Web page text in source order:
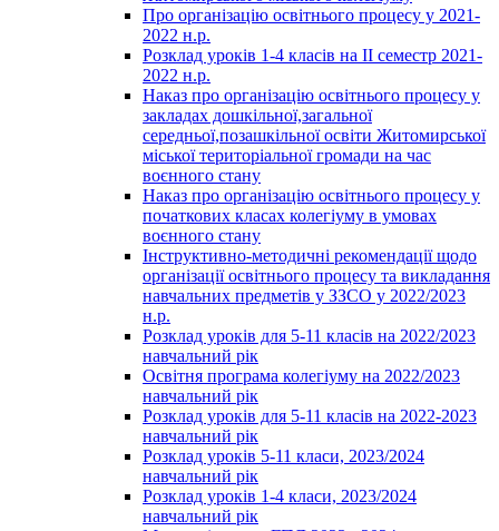
Про організацію освітнього процесу у 2021-
2022 н.р.
Розклад уроків 1-4 класів на ІІ семестр 2021-
2022 н.р.
Наказ про організацію освітнього процесу у
закладах дошкільної,загальної
середньої,позашкільної освіти Житомирської
міської територіальної громади на час
воєнного стану
Наказ про організацію освітнього процесу у
початкових класах колегіуму в умовах
воєнного стану
Інструктивно-методичні рекомендації щодо
організації освітнього процесу та викладання
навчальних предметів у ЗЗСО у 2022/2023
н.р.
Розклад уроків для 5-11 класів на 2022/2023
навчальний рік
Освітня програма колегіуму на 2022/2023
навчальний рік
Розклад уроків для 5-11 класів на 2022-2023
навчальний рік
Розклад уроків 5-11 класи, 2023/2024
навчальний рік
Розклад уроків 1-4 класи, 2023/2024
навчальний рік